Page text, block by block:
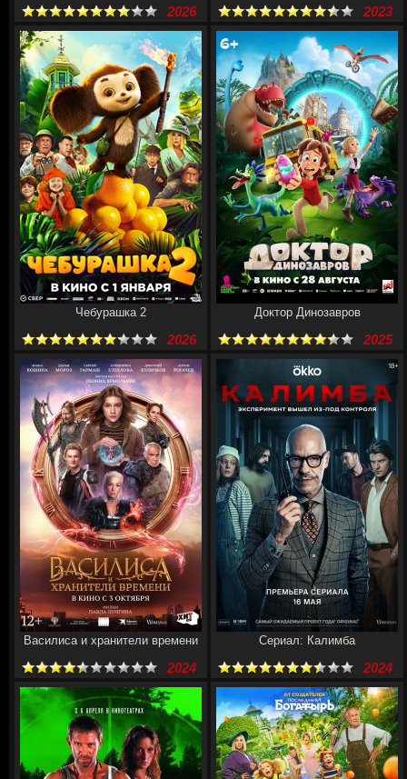
2026 2023
Чебурашка 2
2026
Доктор Динозавров
2025
Василиса и хранители времени
2024
Сериал: Калимба
2024